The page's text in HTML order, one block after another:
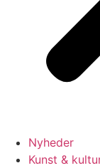
Nyheder
Kunst &